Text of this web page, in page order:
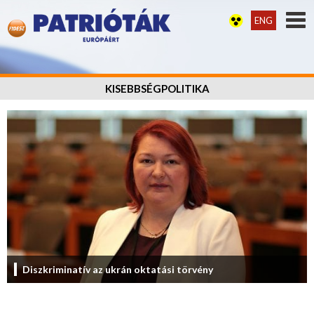
ENG
KISEBBSÉGPOLITIKA
Diszkriminatív az ukrán oktatási törvény